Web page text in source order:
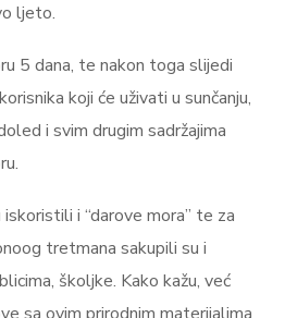
ljeto.
5 dana, te nakon toga slijedi
koji će uživati u sunčanju,
i svim drugim sadržajima
i “darove mora” te za
tretmana sakupili su i
školjke. Kako kažu, već